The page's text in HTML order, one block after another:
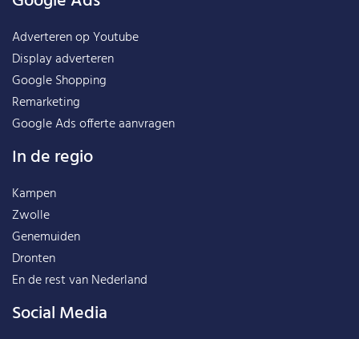
Adverteren op Youtube
Display adverteren
Google Shopping
Remarketing
Google Ads offerte aanvragen
In de regio
Kampen
Zwolle
Genemuiden
Dronten
En de rest vanNederland
Social Media